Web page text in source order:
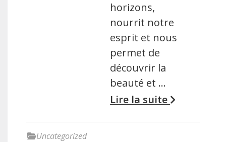
horizons,
nourrit notre
esprit et nous
permet de
découvrir la
beauté et …
Lire la suite
Uncategorized